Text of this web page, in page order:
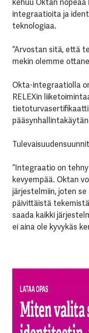
kehuu Oktan
integraatioita ja
teknologiaa.
“Arvostan sitä, että
mekin olemme
Okta-integraatiolla
RELEXin
“Integraatio on
kevyempää. Oktan
järjestelmiin, joten
päivittäistä
saada kaikki
ei aina ole kyvykäs